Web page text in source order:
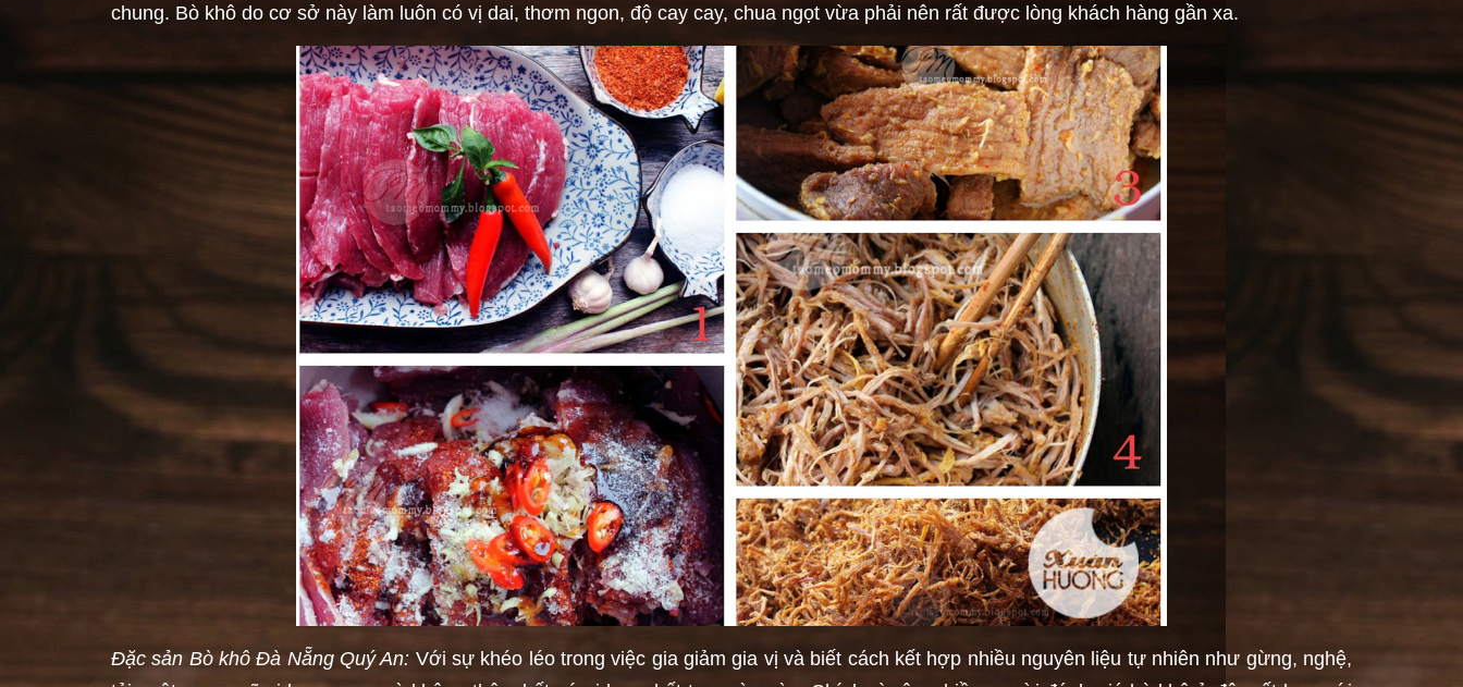
chung. Bò khô do cơ sở này làm luôn có vị dai, thơm ngon, độ cay cay, chua ngọt vừa phải nên rất được lòng khách hàng gần xa.
Đặc sản Bò khô Đà Nẵng Quý An: Với sự khéo léo trong việc gia giảm gia vị và biết cách kết hợp nhiều nguyên liệu tự nhiên như gừng, nghệ,